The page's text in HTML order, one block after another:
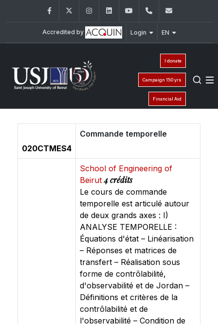
FacebookTwitter InstagramLinkedInYouTube+961 (1) 421 317
Accredited by Login EN
I donate
Campaign 150 yrs
Financial Aid
020CTMES4
Commande temporelle
School of Engineering of
Beirut4 crédits
Le cours de commande
temporelle est articulé autour
de deux grands axes : I)
ANALYSE TEMPORELLE :
Équations d'état – Linéarisation
– Réponses et matrices de
transfert – Réalisation sous
forme de contrôlabilité,
d'observabilité et de Jordan –
Définitions et critères de la
contrôlabilité et de
l'observabilité – Condition de